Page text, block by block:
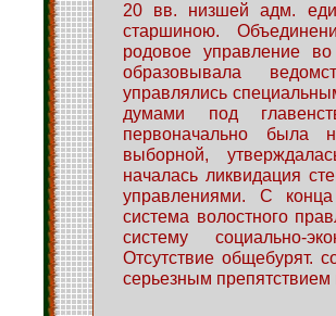
20 вв. низшей адм.
старшиною.
родовое управление
образовывала
управлялись
думами под
первоначально была
выборной,
началась ликвидация
управлениями. С
система волостного
систему социально-
Отсутствие общебурят.
серьезным препятствием